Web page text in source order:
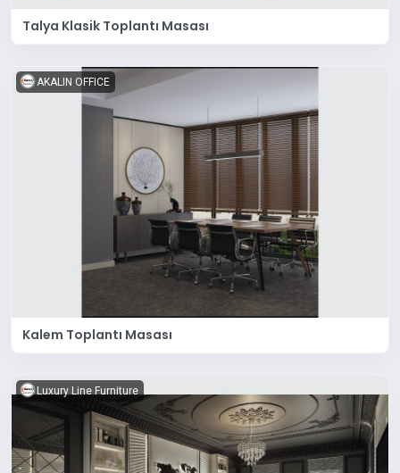
Talya Klasik Toplantı Masası
AKALIN OFFICE
Kalem Toplantı Masası
Luxury Line Furniture